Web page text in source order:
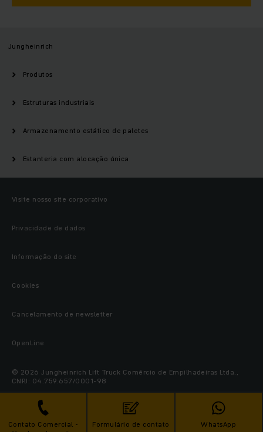
Contato Comercial -
Formulário de contato WhatsApp
Jungheinrich
Produtos
Estruturas industriais
Armazenamento estático de paletes
Estanteria com alocação única
Visite nosso site corporativo
Privacidade de dados
Informação do site
Cookies
Cancelamento de newsletter
OpenLine
© 2026 Jungheinrich Lift Truck Comércio de Empilhadeiras Ltda.,
CNPJ: 04.759.657/0001-98